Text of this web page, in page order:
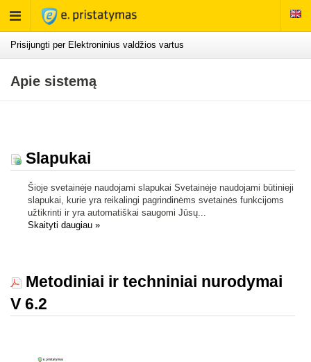
Rodyti
meniu
Prisijungti per Elektroninius valdžios vartus
Apie sistemą
Slapukai
Šioje svetainėje naudojami slapukai Svetainėje naudojami būtinieji
slapukai, kurie yra reikalingi pagrindinėms svetainės funkcijoms
užtikrinti ir yra automatiškai saugomi Jūsų...
Skaityti daugiau »
Metodiniai ir techniniai nurodymai
V 6.2